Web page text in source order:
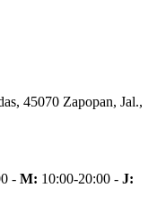
45070 Zapopan, Jal.,
- M: 10:00-20:00 - J: